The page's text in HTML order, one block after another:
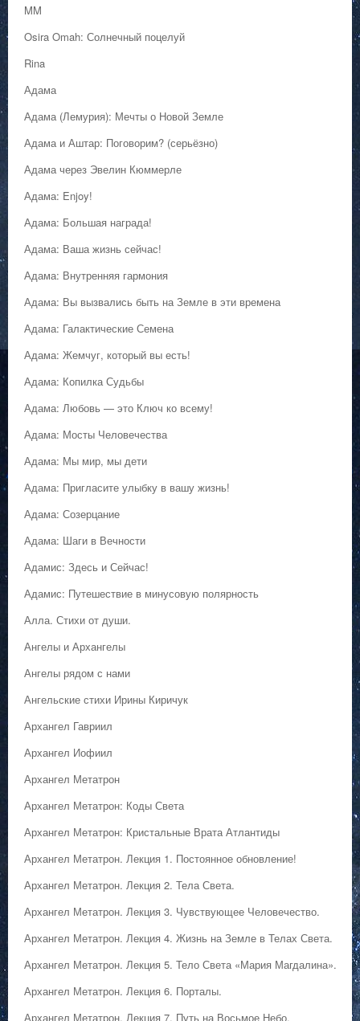
MM
Osira Omah: Солнечный поцелуй
Rina
Адама
Адама (Лемурия): Мечты о Новой Земле
Адама и Аштар: Поговорим? (серьёзно)
Адама через Эвелин Кюммерле
Адама: Enjoy!
Адама: Большая награда!
Адама: Ваша жизнь сейчас!
Адама: Внутренняя гармония
Адама: Вы вызвались быть на Земле в эти времена
Адама: Галактические Семена
Адама: Жемчуг, который вы есть!
Адама: Копилка Судьбы
Адама: Любовь — это Ключ ко всему!
Адама: Мосты Человечества
Адама: Мы мир, мы дети
Адама: Пригласите улыбку в вашу жизнь!
Адама: Созерцание
Адама: Шаги в Вечности
Адамис: Здесь и Сейчас!
Адамис: Путешествие в минусовую полярность
Алла. Стихи от души.
Ангелы и Архангелы
Ангелы рядом с нами
Ангельские стихи Ирины Киричук
Архангел Гавриил
Архангел Иофиил
Архангел Метатрон
Архангел Метатрон: Коды Света
Архангел Метатрон: Кристальные Врата Атлантиды
Архангел Метатрон. Лекция 1. Постоянное обновление!
Архангел Метатрон. Лекция 2. Тела Света.
Архангел Метатрон. Лекция 3. Чувствующее Человечество.
Архангел Метатрон. Лекция 4. Жизнь на Земле в Телах Света.
Архангел Метатрон. Лекция 5. Тело Света «Мария Магдалина».
Архангел Метатрон. Лекция 6. Порталы.
Архангел Метатрон. Лекция 7. Путь на Восьмое Небо.